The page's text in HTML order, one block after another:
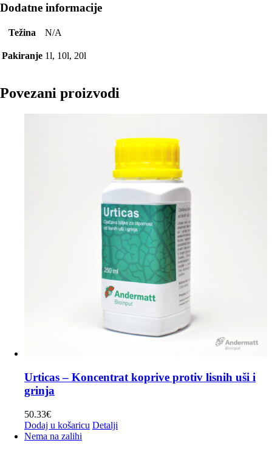
Dodatne informacije
Težina N/A
Pakiranje 1l, 10l, 20l
Povezani proizvodi
Urticas – Koncentrat koprive protiv lisnih uši i
grinja
50.33€
Dodaj u košaricu Detalji
Nema na zalihi